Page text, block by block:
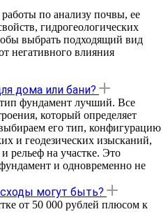
по анализу почвы, ее
гидрогеологических
выбрать подходящий вид
негативного влияния
дома или бани?
фундамент лучший. Все
который определяет
его тип, конфигурацию
и геодезических изысканий,
рельеф на участке. Это
и одновременно не
могут быть?
от 50 000 рублей плюсом к